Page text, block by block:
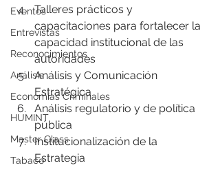
Eventos
Entrevistas
Reconocimientos
Análisis
Economías Criminales
HUMINT
Master Class
Tabaco
Talleres prácticos y
capacitaciones para fortalecer la
capacidad institucional de las
autoridades
Análisis y Comunicación
Estratégica
Análisis regulatorio y de política
pública
Institucionalización de la
Estrategia